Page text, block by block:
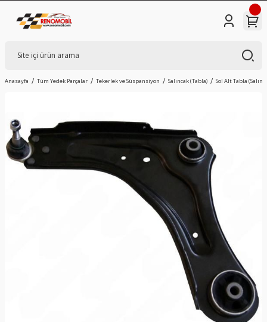
Anasayfa Tüm Yedek Parçalar Tekerlek ve Süspansiyon Salıncak (Tabla) Sol Alt Tabla